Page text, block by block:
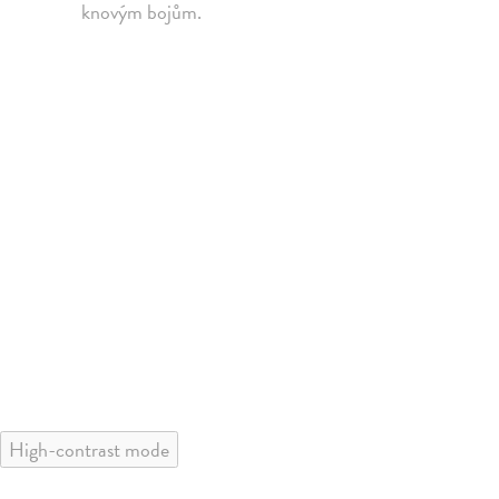
knovým bojům.
High-contrast mode